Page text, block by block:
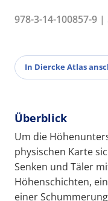
978-3-14-100857-9
In Diercke Atlas
Überblick
Um die
physischen Karte
Senken und Täler
Höhenschichten,
einer